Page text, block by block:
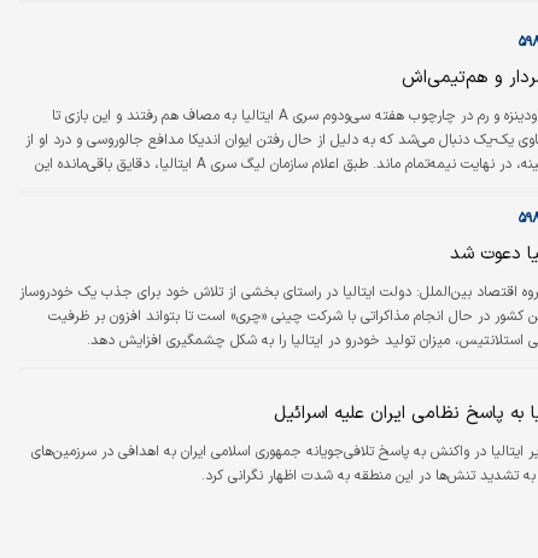
و هم‌تیمی‌اش
دنیای اقتصاد: اودینزه و رم در چارچوب هفته سی‌‌و‌دوم سری A ایتالیا به مصاف هم رفتند و این بازی تا
با تساوی یک-یک دنبال می‌شد که به دلیل از حال رفتن ایوان اندیکا مدافع جالوروسی و درد او از
ناحیه قفسه سینه، در نهایت نیمه‌تمام ماند. طبق اعلام سازمان لیگ سری A ایتالیا، دقایق باقی‌مانده این
اودینه انتقال داده شد و در آنجا مورد تست الکتروکاردیوگرام قرار گرفت. باشگاه رم با…
دعوت شد
اقتصاد بین‌الملل: دولت ایتالیا در راستای بخشی از تلاش خود برای جذب یک خودروساز
کشور در حال انجام مذاکراتی با شرکت چینی «چری» است تا بتواند افزون بر ظرفیت
میزان تولید خودرو در ایتالیا را به شکل چشمگیری افزایش دهد.
به پاسخ نظامی ایران علیه اسرائیل
در واکنش به پاسخ تلافی‌جویانه جمهوری اسلامی ایران به اهدافی در سرزمین‌های
تشدید تنش‌ها در این منطقه به شدت اظهار نگرانی کرد.